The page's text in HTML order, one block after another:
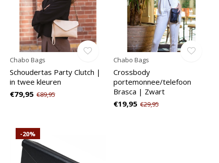
Chabo Bags
Schoudertas Party Clutch |
in twee kleuren
€79,95 €89,95
Chabo Bags
Crossbody
portemonnee/telefoon
Brasca | Zwart
€19,95 €29,95
-20%